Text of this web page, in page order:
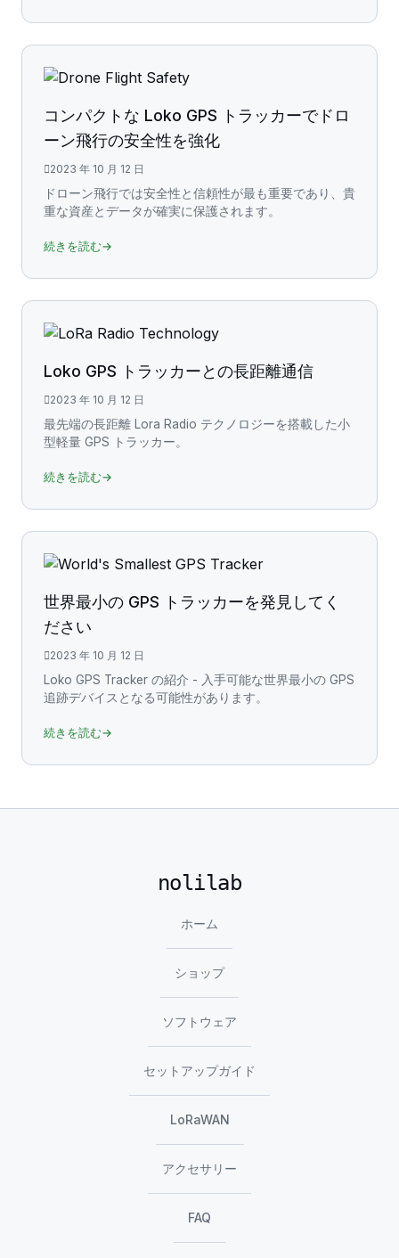
コンパクトな Loko GPS トラッカーでドロ
ーン飛行の安全性を強化
2023 年 10 月 12 日
ドローン飛行では安全性と信頼性が最も重要であり、貴
重な資産とデータが確実に保護されます。
続きを読む→
Loko GPS トラッカーとの長距離通信
2023 年 10 月 12 日
最先端の長距離 Lora Radio テクノロジーを搭載した小
型軽量 GPS トラッカー。
続きを読む→
世界最小の GPS トラッカーを発見してく
ださい
2023 年 10 月 12 日
Loko GPS Tracker の紹介 - 入手可能な世界最小の GPS
追跡デバイスとなる可能性があります。
続きを読む→
nolilab
ホーム
ショップ
ソフトウェア
セットアップガイド
LoRaWAN
アクセサリー
FAQ